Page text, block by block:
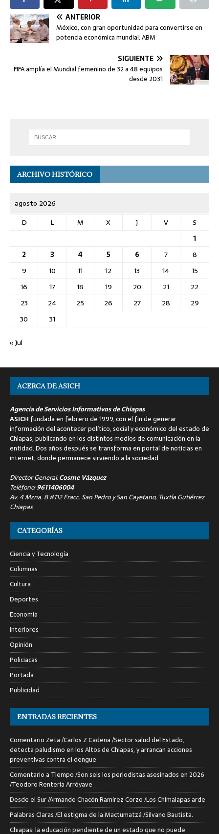
ANTERIOR
México, con gran oportunidad para convertirse en
potencia económica mundial: ABM
SIGUIENTE
FIFA amplía el Mundial femenino de 32 a 48 equipos
desde 2031
ARCHIVO HISTÓRICO
agosto 2026
D
L M X J V
S
1
2
3 4 5 6 7
8
9
10 11 12 13 14
15
16
17 18 19 20 21
22
23
24 25 26 27 28
29
30
31
« Jul
ACERCA DE ASICH
Agencia de Servicios Informativos de Chiapas
ASICH fundada en febrero de 1999, con el fin de generar
información del acontecer político, social y económico del estado de
Chiapas, publicando en los distintos medios de comunicación en la
entidad. Dos años después se transforma en portal de noticias en
internet, donde permanece sirviendo a la sociedad.
Director General:Cosme Vázquez
Teléfono:9611406004
Av. 4 Mzna. 8 #112 Fracc. San Pedro y San Cayetano, Tuxtla Gutiérrez
Chiapas
CATEGORÍAS
Ciencia y Tecnología
Columnas
Cultura
Deportes
Economía
Interiores
Opinión
Policiacas
Portada
Publicidad
ENTRADAS RECIENTES
Comentario Zeta /Carlos Z Cadena /Sector salud del Estado,
detecta paludismo en los Altos de Chiapas, y arrancan acciones
preventivas contra el dengue
Comentario a Tiempo /Son seis los periodistas asesinados en 2026
/Teodoro Rentería Arróyave
Desde el Sur /Armando Chacón Ramírez Corzo /Los Chimalapas arde
Palabras Claras /El estigma de la Mactumatzá /Silvano Bautista.
Chiapas: la educación pendiente de un estado que no puede